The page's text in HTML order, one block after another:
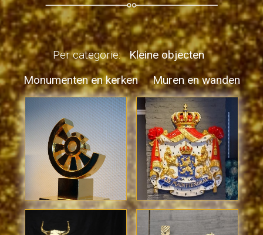
Per categorie: Kleine objecten
Monumenten en kerken
Muren en wanden